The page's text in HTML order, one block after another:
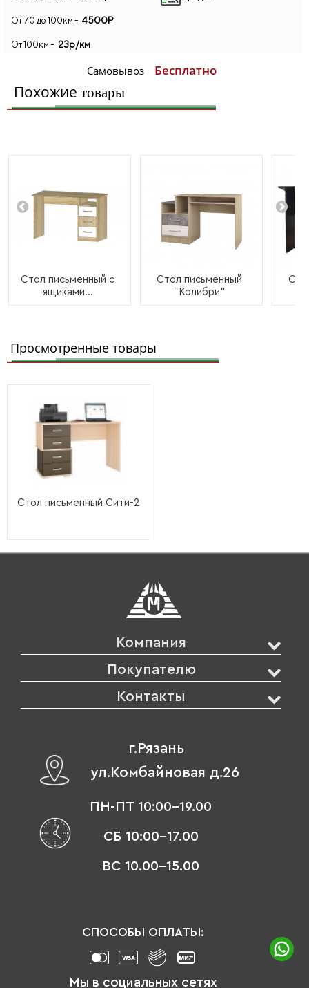
От 70 до 100км - 4500Р
От 100км - 23р/км
Самовывоз Бесплатно
Похожие товары
Стол письменный с
ящиками...
Стол письменный
"Колибри"
Просмотренные товары
Стол письменный Сити-2
Компания
Покупателю
Контакты
г.Рязань
ул.Комбайновая д.26
ПН-ПТ 10:00-19.00
СБ 10:00-17.00
ВС 10.00-15.00
СПОСОБЫ ОПЛАТЫ:
Мы в социальных сетях